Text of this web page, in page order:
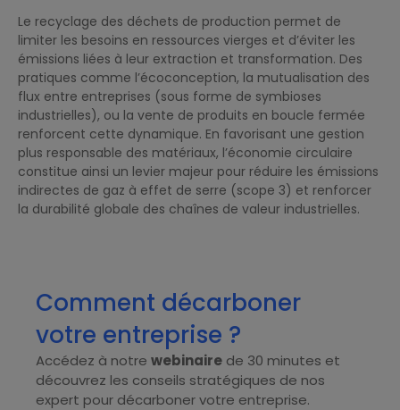
Le recyclage des déchets de production permet de
limiter les besoins en ressources vierges et d’éviter les
émissions liées à leur extraction et transformation. Des
pratiques comme l’écoconception, la mutualisation des
flux entre entreprises (sous forme de symbioses
industrielles), ou la vente de produits en boucle fermée
renforcent cette dynamique. En favorisant une gestion
plus responsable des matériaux, l’économie circulaire
constitue ainsi un levier majeur pour réduire les émissions
indirectes de gaz à effet de serre (scope 3) et renforcer
la durabilité globale des chaînes de valeur industrielles.
Comment décarboner
votre entreprise ?
Accédez à notre webinaire de 30 minutes et
découvrez les conseils stratégiques de nos
expert pour décarboner votre entreprise.